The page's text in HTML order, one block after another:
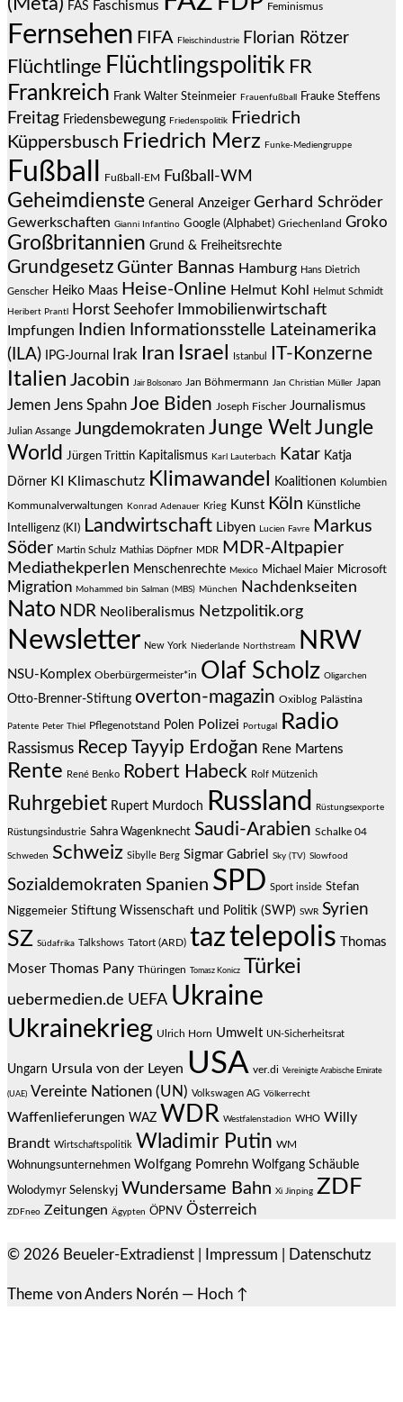
FAS Faschismus Feminismus
Fernsehen FIFA Fleischindustrie Florian Rötzer
Flüchtlinge Flüchtlingspolitik FR
Frankreich Frank Walter Steinmeier Frauenfußball Frauke Steffens
Freitag Friedensbewegung Friedenspolitik
Friedrich
Küppersbusch Friedrich Merz Funke-Mediengruppe
Fußball Fußball-EM Fußball-WM
Geheimdienste General Anzeiger Gerhard Schröder
Gewerkschaften Gianni Infantino Google (Alphabet) Griechenland Groko
Großbritannien Grund & Freiheitsrechte
Grundgesetz Günter Bannas Hamburg Hans Dietrich
Genscher Heiko Maas Heise-Online Helmut Kohl Helmut Schmidt
Heribert Prantl Horst Seehofer Immobilienwirtschaft
Impfungen Indien Informationsstelle Lateinamerika
(ILA)
IPG-Journal Irak Iran Israel Istanbul IT-Konzerne
Italien Jacobin Jair Bolsonaro Jan Böhmermann Jan Christian Müller Japan
Jemen Jens Spahn Joe Biden Joseph Fischer Journalismus
Julian Assange Jungdemokraten Junge WeltJungle
World Jürgen Trittin Kapitalismus Karl Lauterbach Katar Katja
Dörner KI Klimaschutz Klimawandel Koalitionen Kolumbien
Kommunalverwaltungen Konrad Adenauer Krieg Kunst Köln Künstliche
Intelligenz (KI) Landwirtschaft Libyen Lucien Favre
Markus
Söder Martin Schulz Mathias Döpfner MDR MDR-Altpapier
Mediathekperlen Menschenrechte Mexico Michael Maier Microsoft
Migration Mohammed bin Salman (MBS) München Nachdenkseiten
Nato NDR Neoliberalismus Netzpolitik.org
Newsletter New York Niederlande Northstream NRW
NSU-Komplex Oberbürgermeister*in Olaf Scholz Oligarchen
Otto-Brenner-Stiftung overton-magazin Oxiblog Palästina
Patente Peter Thiel Pflegenotstand Polen Polizei Portugal Radio
Rassismus Recep Tayyip Erdoğan Rene Martens
Rente René Benko Robert Habeck Rolf Mützenich
Ruhrgebiet Rupert Murdoch Russland Rüstungsexporte
Rüstungsindustrie Sahra Wagenknecht Saudi-Arabien Schalke 04
Schweden Schweiz Sibylle Berg Sigmar Gabriel Sky (TV) Slowfood
Sozialdemokraten Spanien SPD Sport inside Stefan
Niggemeier Stiftung Wissenschaft und Politik (SWP) SWR Syrien
SZ Südafrika Talkshows Tatort (ARD) taztelepolis
Thomas
Moser Thomas Pany Thüringen Tomasz Konicz Türkei
uebermedien.de UEFA Ukraine
Ukrainekrieg Ulrich Horn Umwelt UN-Sicherheitsrat
Ungarn Ursula von der Leyen USA ver.di Vereinigte Arabische Emirate
(UAE) Vereinte Nationen (UN) Volkswagen AG Völkerrecht
Waffenlieferungen WAZ WDR Westfalenstadion WHO Willy
Brandt Wirtschaftspolitik Wladimir Putin WM
Wohnungsunternehmen Wolfgang Pomrehn Wolfgang Schäuble
Wolodymyr Selenskyj Wundersame Bahn Xi Jinping ZDF
ZDFneo Zeitungen Ägypten ÖPNV Österreich
© 2026 Beueler-Extradienst Impressum Datenschutz
Theme vonAnders Norén — Hoch ↑